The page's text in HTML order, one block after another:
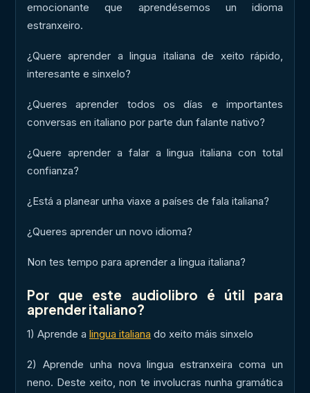
emocionante que aprendésemos un idioma
estranxeiro.
¿Quere aprender a lingua italiana de xeito rápido,
interesante e sinxelo?
¿Queres aprender todos os días e importantes
conversas en italiano por parte dun falante nativo?
¿Quere aprender a falar a lingua italiana con total
confianza?
¿Está a planear unha viaxe a países de fala italiana?
¿Queres aprender un novo idioma?
Non tes tempo para aprender a lingua italiana?
Por que este audiolibro é útil para
aprender italiano?
1) Aprende a lingua italiana do xeito máis sinxelo
2) Aprende unha nova lingua estranxeira coma un
neno. Deste xeito, non te involucras nunha gramática